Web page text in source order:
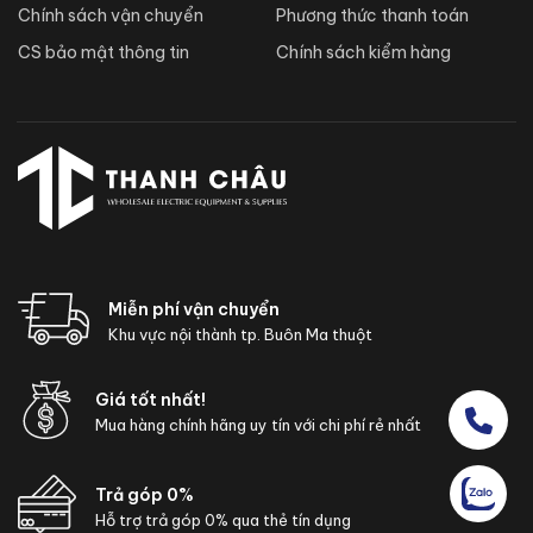
Chính sách vận chuyển
CS bảo mật thông tin
Phương thức thanh toán
Chính sách kiểm hàng
Miễn phí vận chuyển
Khu vực nội thành tp. Buôn Ma thuột
Giá tốt nhất!
Mua hàng chính hãng uy tín với chi phí rẻ nhất
Trả góp 0%
Hỗ trợ trả góp 0% qua thẻ tín dụng